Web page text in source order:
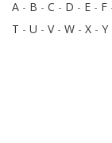
A - B - C - D - E - F
T - U - V- W - X - Y